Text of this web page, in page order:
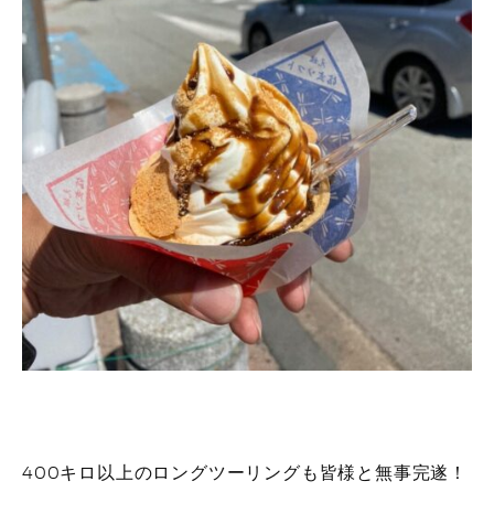
400キロ以上のロングツーリングも皆様と無事完遂！